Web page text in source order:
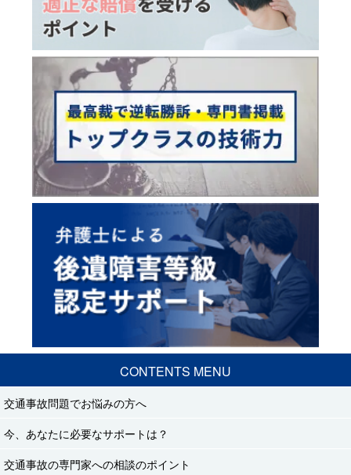
CONTENTS MENU
交通事故問題でお悩みの方へ
今、あなたに必要なサポートは？
交通事故の専門家への相談のポイント